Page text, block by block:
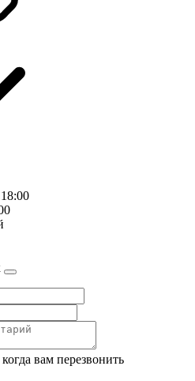
вам перезвонить